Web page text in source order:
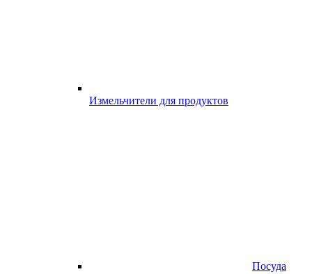
Измельчители для продуктов
Посуда